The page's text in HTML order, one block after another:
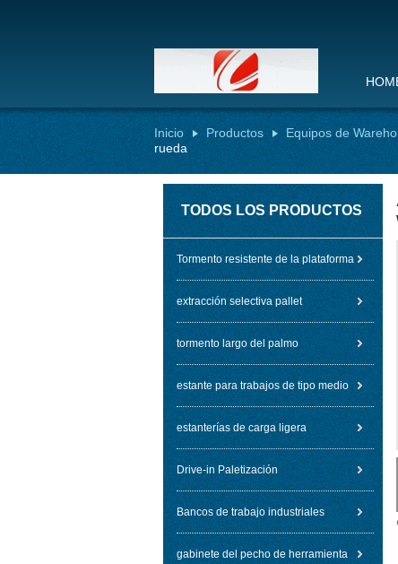
Inicio Productos Equipos de
rueda
TODOS LOS PRODUCTOS
Tormento resistente de la plataforma
extracción selectiva pallet
tormento largo del palmo
estante para trabajos de tipo medio
estanterías de carga ligera
Drive-in Paletización
Bancos de trabajo industriales
gabinete del pecho de herramienta